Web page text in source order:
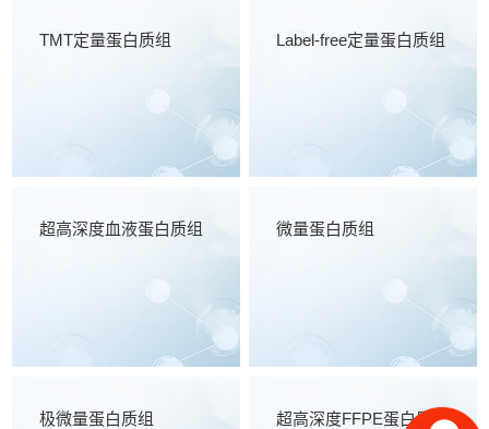
TMT定量蛋白质组 Label-free定量蛋白质组
超高深度血液蛋白质组 微量蛋白质组
极微量蛋白质组 超高深度FFPE蛋白质组